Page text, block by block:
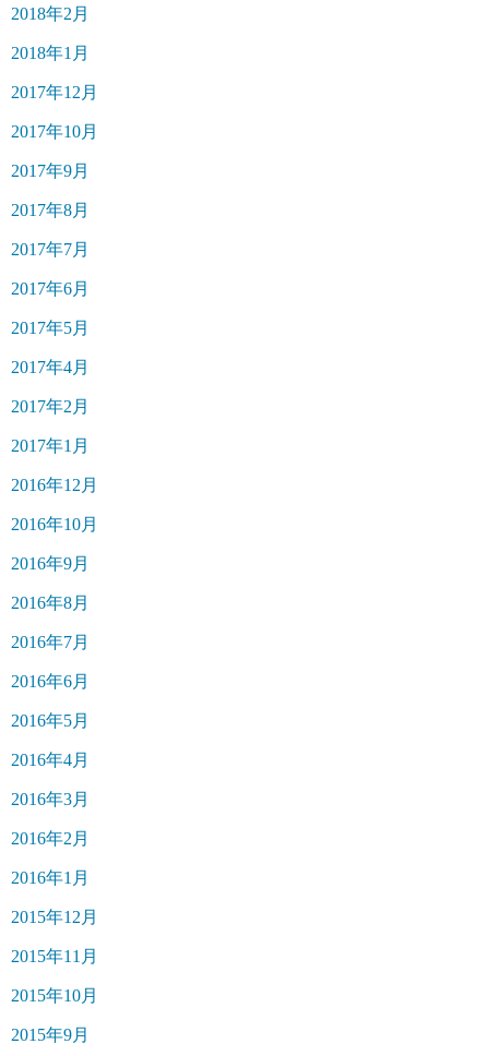
2018年2月
2018年1月
2017年12月
2017年10月
2017年9月
2017年8月
2017年7月
2017年6月
2017年5月
2017年4月
2017年2月
2017年1月
2016年12月
2016年10月
2016年9月
2016年8月
2016年7月
2016年6月
2016年5月
2016年4月
2016年3月
2016年2月
2016年1月
2015年12月
2015年11月
2015年10月
2015年9月